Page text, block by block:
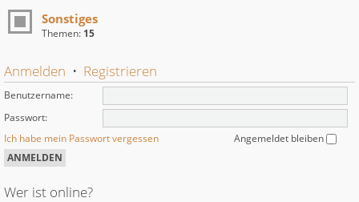
Sonstiges
Themen: 15
Anmelden • Registrieren
Benutzername:
Passwort:
Ich habe mein Passwort vergessen
Angemeldet bleiben
Wer ist online?